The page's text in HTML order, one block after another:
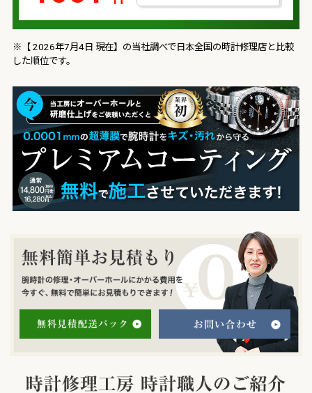
※【 2026年7月4日 現在】の当社調べで日本全国の時計修理店と比較
した順位です。
無料簡単お見積り
腕時計の修理・オーバー
無料見積り配達パック